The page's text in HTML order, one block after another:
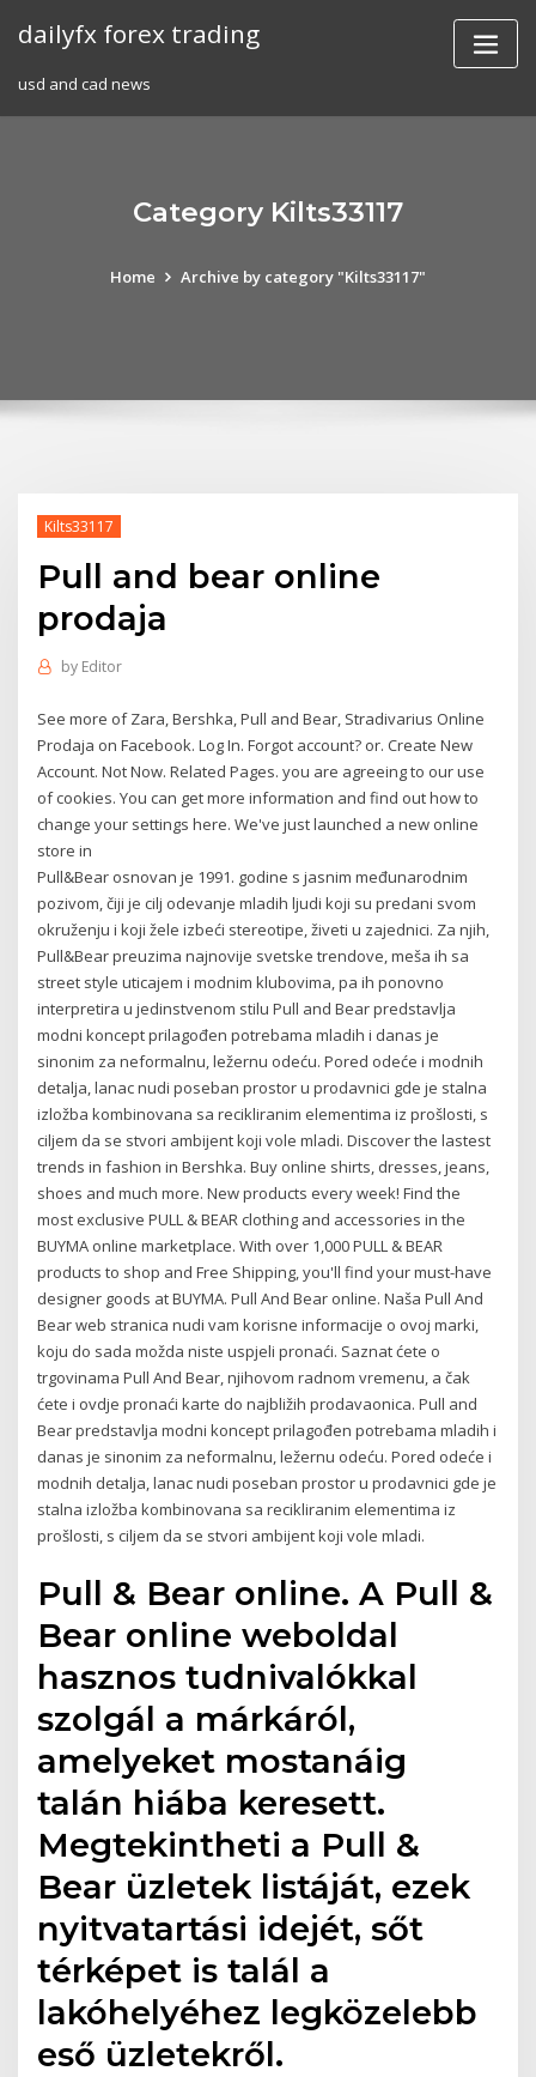
dailyfx forex trading
usd and cad news
Category Kilts33117
Home Archive by category "Kilts33117"
Kilts33117
Pull and bear online
prodaja
by Editor
See more of Zara, Bershka, Pull and Bear, Stradivarius Online
Prodaja on Facebook. Log In. Forgot account? or. Create New
Account. Not Now. Related Pages. you are agreeing to our use
of cookies. You can get more information and find out how to
change your settings here. We've just launched a new online
store in
Pull&Bear osnovan je 1991. godine s jasnim međunarodnim
pozivom, čiji je cilj odevanje mladih ljudi koji su predani svom
okruženju i koji žele izbeći stereotipe, živeti u zajednici. Za njih,
Pull&Bear preuzima najnovije svetske trendove, meša ih sa
street style uticajem i modnim klubovima, pa ih ponovno
interpretira u jedinstvenom stilu Pull and Bear predstavlja
modni koncept prilagođen potrebama mladih i danas je
sinonim za neformalnu, ležernu odeću. Pored odeće i modnih
detalja, lanac nudi poseban prostor u prodavnici gde je stalna
izložba kombinovana sa recikliranim elementima iz prošlosti, s
ciljem da se stvori ambijent koji vole mladi. Discover the lastest
trends in fashion in Bershka. Buy online shirts, dresses, jeans,
shoes and much more. New products every week! Find the
most exclusive PULL & BEAR clothing and accessories in the
BUYMA online marketplace. With over 1,000 PULL & BEAR
products to shop and Free Shipping, you'll find your must-have
designer goods at BUYMA. Pull And Bear online. Naša Pull And
Bear web stranica nudi vam korisne informacije o ovoj marki,
koju do sada možda niste uspjeli pronaći. Saznat ćete o
trgovinama Pull And Bear, njihovom radnom vremenu, a čak
ćete i ovdje pronaći karte do najbližih prodavaonica. Pull and
Bear predstavlja modni koncept prilagođen potrebama mladih i
danas je sinonim za neformalnu, ležernu odeću. Pored odeće i
modnih detalja, lanac nudi poseban prostor u prodavnici gde je
stalna izložba kombinovana sa recikliranim elementima iz
prošlosti, s ciljem da se stvori ambijent koji vole mladi.
Pull & Bear online. A Pull &
Bear online weboldal
hasznos tudnivalókkal
szolgál a márkáról,
amelyeket mostanáig
talán hiába keresett.
Megtekintheti a Pull &
Bear üzletek listáját, ezek
nyitvatartási idejét, sőt
térképet is talál a
lakóhelyéhez legközelebb
eső üzletekről.